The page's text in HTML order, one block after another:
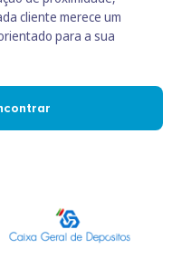
cliente merece um
para a sua